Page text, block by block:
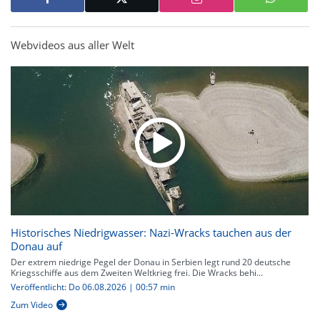
Webvideos aus aller Welt
Historisches Niedrigwasser: Nazi-Wracks tauchen aus der
Donau auf
Der extrem niedrige Pegel der Donau in Serbien legt rund 20 deutsche
Kriegsschiffe aus dem Zweiten Weltkrieg frei. Die Wracks behi...
Veröffentlicht: Do 06.08.2026 | 00:57 min
Zum Video